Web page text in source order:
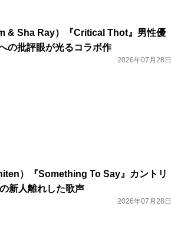
& Sha Ray）『Critical Thot』男性優
の批評眼が光るコラボ作
2026年07月28日
）『Something To Say』カントリ
新人離れした歌声
2026年07月28日